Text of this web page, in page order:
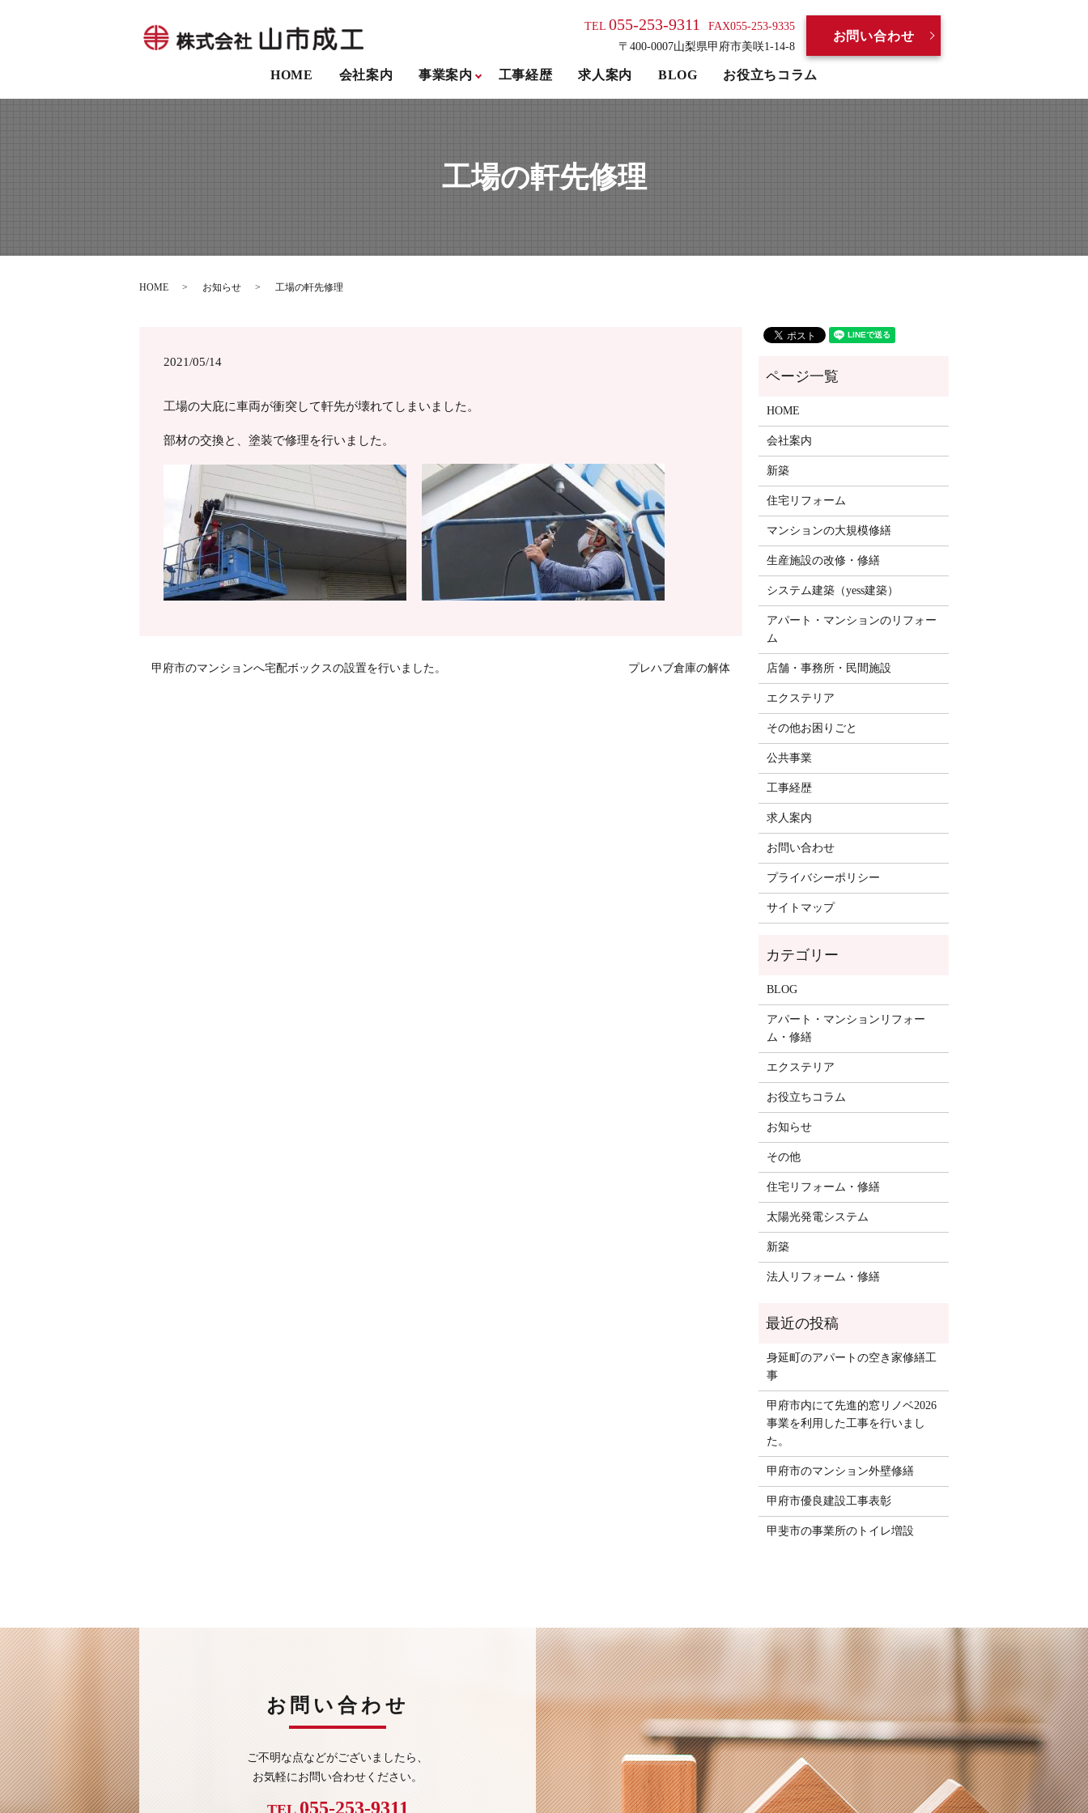
HOME 会社案内 事業案内 工事経歴 求人案内 BLOG お役立ちコラム
TEL055-253-9311
FAX055-253-9335
〒400-0007山梨県甲府市美咲1-14-8
お問い合わせ
工場の軒先修理
HOME お知らせ 工場の軒先修理
2021/05/14
工場の大庇に車両が衝突して軒先が壊れてしまいました。
部材の交換と、塗装で修理を行いました。
甲府市のマンションへ宅配ボックスの設置を行いました。 プレハブ倉庫の解体
HOME
会社案内
新築
住宅リフォーム
マンションの大規模修繕
生産施設の改修・修繕
システム建築（yess建築）
アパート・マンションのリフォー
ム
店舗・事務所・民間施設
エクステリア
その他お困りごと
公共事業
工事経歴
求人案内
お問い合わせ
プライバシーポリシー
サイトマップ
BLOG
アパート・マンションリフォー
ム・修繕
エクステリア
お役立ちコラム
お知らせ
その他
住宅リフォーム・修繕
太陽光発電システム
新築
法人リフォーム・修繕
身延町のアパートの空き家修繕工
事
甲府市内にて先進的窓リノベ2026
事業を利用した工事を行いまし
た。
甲府市のマンション外壁修繕
甲府市優良建設工事表彰
甲斐市の事業所のトイレ増設
お問い合わせ
ご不明な点などがございましたら、
お気軽にお問い合わせください。
TEL 055-253-9311